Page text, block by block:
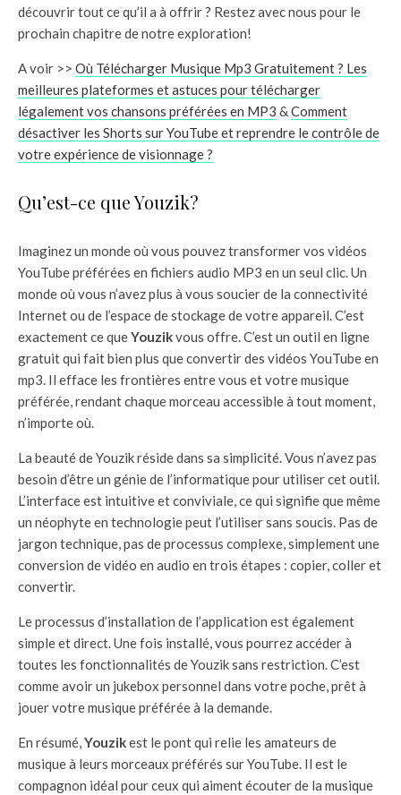
découvrir tout ce qu’il a à offrir ? Restez avec nous pour le
prochain chapitre de notre exploration!
A voir >> Où Télécharger Musique Mp3 Gratuitement ? Les
meilleures plateformes et astuces pour télécharger
légalement vos chansons préférées en MP3 &Comment
désactiver les Shorts sur YouTube et reprendre le contrôle de
votre expérience de visionnage ?
Qu’est-ce que Youzik?
Imaginez un monde où vous pouvez transformer vos vidéos
YouTube préférées en fichiers audio MP3 en un seul clic. Un
monde où vous n’avez plus à vous soucier de la connectivité
Internet ou de l’espace de stockage de votre appareil. C’est
exactement ce queYouzikvous offre. C’est un outil en ligne
gratuit qui fait bien plus que convertir des vidéos YouTube en
mp3. Il efface les frontières entre vous et votre musique
préférée, rendant chaque morceau accessible à tout moment,
n’importe où.
La beauté de Youzik réside dans sa simplicité. Vous n’avez pas
besoin d’être un génie de l’informatique pour utiliser cet outil.
L’interface est intuitive et conviviale, ce qui signifie que même
un néophyte en technologie peut l’utiliser sans soucis. Pas de
jargon technique, pas de processus complexe, simplement une
conversion de vidéo en audio en trois étapes : copier, coller et
convertir.
Le processus d’installation de l’application est également
simple et direct. Une fois installé, vous pourrez accéder à
toutes les fonctionnalités de Youzik sans restriction. C’est
comme avoir un jukebox personnel dans votre poche, prêt à
jouer votre musique préférée à la demande.
En résumé,Youzikest le pont qui relie les amateurs de
musique à leurs morceaux préférés sur YouTube. Il est le
compagnon idéal pour ceux qui aiment écouter de la musique